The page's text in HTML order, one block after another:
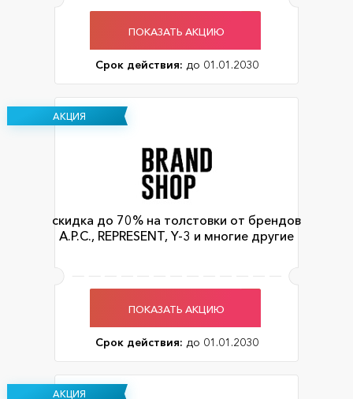
ПОКАЗАТЬ АКЦИЮ
Срок действия: до 01.01.2030
АКЦИЯ
скидка до 70% на толстовки от брендов
A.P.C., REPRESENT, Y-3 и многие другие
ПОКАЗАТЬ АКЦИЮ
Срок действия: до 01.01.2030
АКЦИЯ